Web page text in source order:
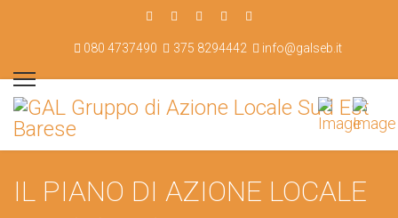
080 4737490 375 8294442 info@galseb.it
IL PIANO DI AZIONE LOCALE